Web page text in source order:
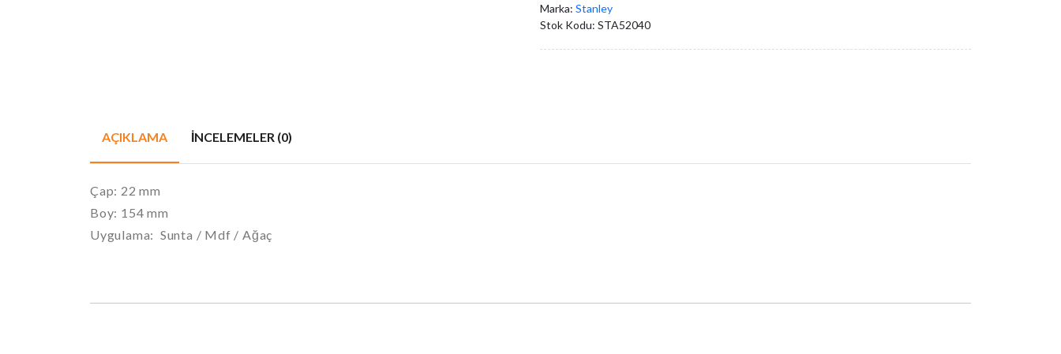
Marka: Stanley
Stok Kodu: STA52040
AÇIKLAMA İNCELEMELER (0)
Çap: 22 mm
Boy: 154 mm
Uygulama: Sunta / Mdf / Ağaç